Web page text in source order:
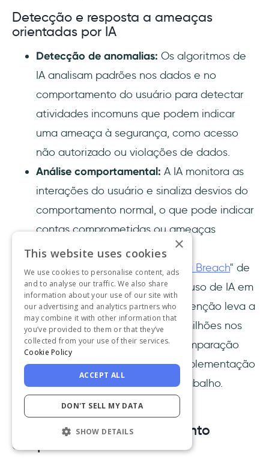
Detecção e resposta a ameaças
orientadas por IA
Detecção de anomalias: Os algoritmos de
IA analisam padrões nos dados e no
comportamento do usuário para detectar
atividades incomuns que podem indicar
uma ameaça à segurança, como acesso
não autorizado ou violações de dados.
Análise comportamental: A IA monitora as
interações do usuário e sinaliza desvios do
comportamento normal, o que pode indicar
contas comprometidas ou ameaças
internas.algum textosome text
O relatório "Cost of a Data Breach" de
2024 da IBM afirma que o uso de IA em
fluxos de trabalho de prevenção leva a
uma redução de US$ 2,2 milhões nos
custos de violação em comparação
com organizações sem implementação
de IA em seus fluxos de trabalho.
2. Aprendizagem e treinamento
adaptativos
×
This website uses cookies
We use cookies to personalise content, ads
and to analyse our traffic. We also share
information about your use of our site with
our advertising and analytics partners who
may combine it with other information that
you’ve provided to them or that they’ve
collected from your use of their services.
Cookie Policy
ACCEPT ALL
DON'T SELL MY DATA
SHOW DETAILS